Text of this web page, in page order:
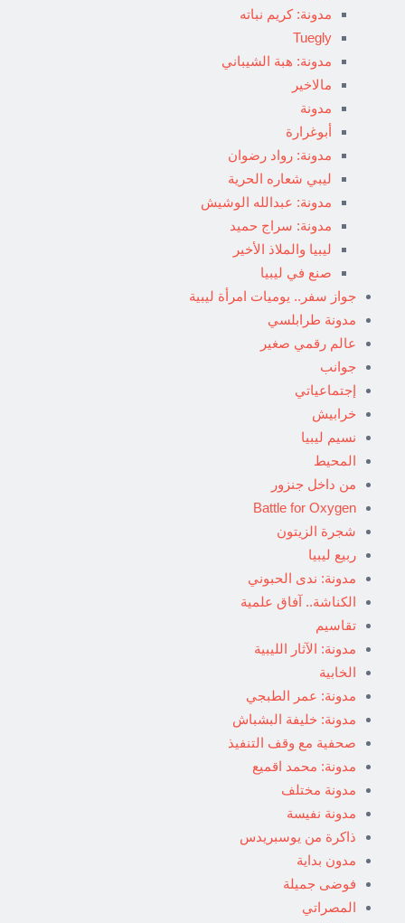
مدونة: كريم نباته
Tuegly
مدونة: هبة الشيباني
مالاخير
مدونة
أبوغرارة
مدونة: رواد رضوان
ليبي شعاره الحرية
مدونة: عبدالله الوشيش
مدونة: سراج حميد
ليبيا والملاذ الأخير
صنع في ليبيا
جواز سفر.. يوميات امرأة ليبية
مدونة طرابلسي
عالم رقمي صغير
جوانب
إجتماعياتي
خرابيش
نسيم ليبيا
المحيط
من داخل جنزور
Battle for Oxygen
شجرة الزيتون
ربيع ليبيا
مدونة: ندى الحبوني
الكناشة.. آفاق علمية
تقاسيم
مدونة: الآثار الليبية
الخابية
مدونة: عمر الطبجي
مدونة: خليفة البشباش
صحفية مع وقف التنفيذ
مدونة: محمد اقميع
مدونة مختلف
مدونة نفيسة
ذاكرة من يوسبريدس
مدون بداية
فوضى جميلة
المصراتي